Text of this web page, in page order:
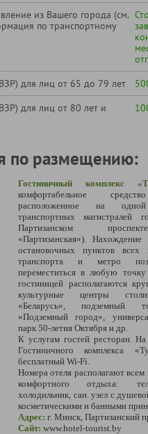
из Вашего города (см.
по транспортному
для лиц от 65 до 79 лет
для лиц от 80 лет и
по размещению:
Гостиничный комплекс
комфортабельное
расположенное на
транспортных магистралей
Партизанском
«Партизанская»). Нахождение
остановочных пунктов всех
транспорта и метро
переместиться в любую
гостиницей располагаются
культурные центры
«Беларусь», подземный
«Подземный город»,
парк 50-летия Октября и др.
К услугам гостей ресторан.На
Гостиничного комплекса
бесплатный Wi-Fi.
Номера отеля располагают
комфортного отдыха:
холодильник, сан. узел с
косметическими и банными
Адрес: г. Минск, Партизанский
Сайт: www.hotel-tourist.by